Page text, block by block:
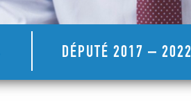
DÉPUTÉ 2017 – 2022